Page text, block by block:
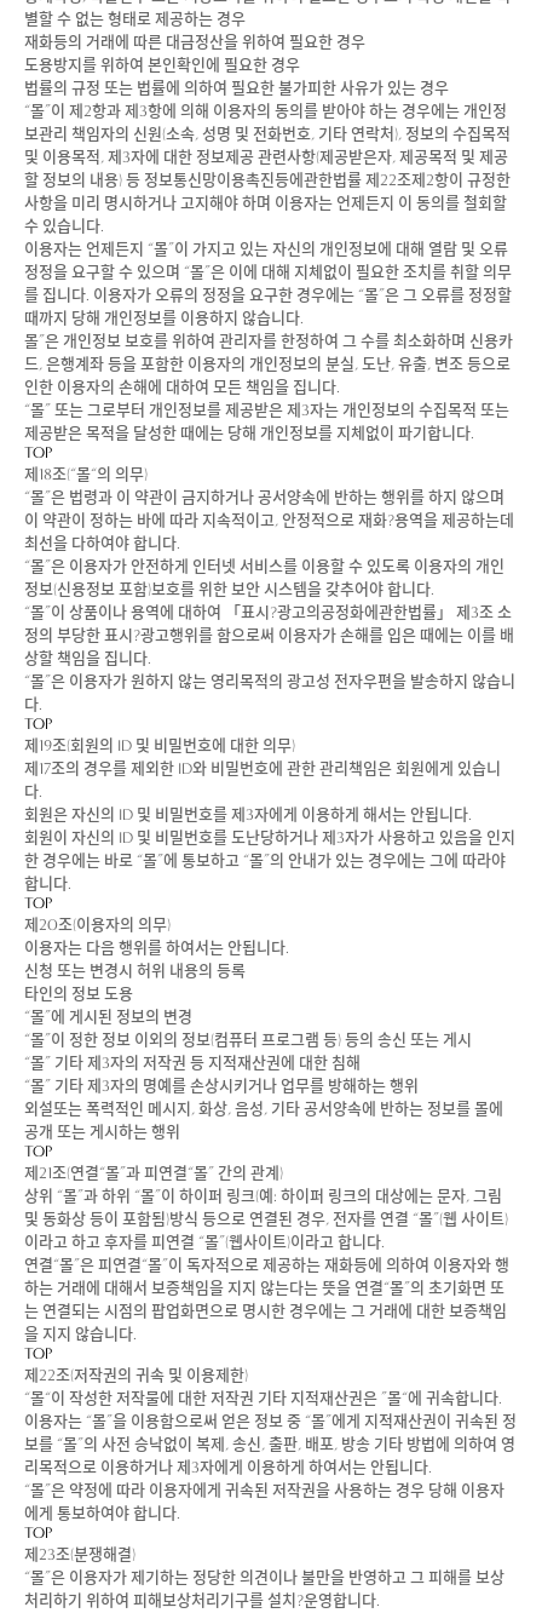
별할 수 없는 형태로 제공하는 경우
재화등의 거래에 따른 대금정산을 위하여 필요한 경우
도용방지를 위하여 본인확인에 필요한 경우
법률의 규정 또는 법률에 의하여 필요한 불가피한 사유가 있는 경우
“몰”이 제2항과 제3항에 의해 이용자의 동의를 받아야 하는 경우에는 개인정
보관리 책임자의 신원(소속, 성명 및 전화번호, 기타 연락처), 정보의 수집목적
및 이용목적, 제3자에 대한 정보제공 관련사항(제공받은자, 제공목적 및 제공
할 정보의 내용) 등 정보통신망이용촉진등에관한법률 제22조제2항이 규정한
사항을 미리 명시하거나 고지해야 하며 이용자는 언제든지 이 동의를 철회할
수 있습니다.
이용자는 언제든지 “몰”이 가지고 있는 자신의 개인정보에 대해 열람 및 오류
정정을 요구할 수 있으며 “몰”은 이에 대해 지체없이 필요한 조치를 취할 의무
를 집니다. 이용자가 오류의 정정을 요구한 경우에는 “몰”은 그 오류를 정정할
때까지 당해 개인정보를 이용하지 않습니다.
몰”은 개인정보 보호를 위하여 관리자를 한정하여 그 수를 최소화하며 신용카
드, 은행계좌 등을 포함한 이용자의 개인정보의 분실, 도난, 유출, 변조 등으로
인한 이용자의 손해에 대하여 모든 책임을 집니다.
“몰” 또는 그로부터 개인정보를 제공받은 제3자는 개인정보의 수집목적 또는
제공받은 목적을 달성한 때에는 당해 개인정보를 지체없이 파기합니다.
TOP
제18조(“몰“의 의무)
“몰”은 법령과 이 약관이 금지하거나 공서양속에 반하는 행위를 하지 않으며
이 약관이 정하는 바에 따라 지속적이고, 안정적으로 재화?용역을 제공하는데
최선을 다하여야 합니다.
“몰”은 이용자가 안전하게 인터넷 서비스를 이용할 수 있도록 이용자의 개인
정보(신용정보 포함)보호를 위한 보안 시스템을 갖추어야 합니다.
“몰”이 상품이나 용역에 대하여 「표시?광고의공정화에관한법률」 제3조 소
정의 부당한 표시?광고행위를 함으로써 이용자가 손해를 입은 때에는 이를 배
상할 책임을 집니다.
“몰”은 이용자가 원하지 않는 영리목적의 광고성 전자우편을 발송하지 않습니
다.
TOP
제19조(회원의 ID 및 비밀번호에 대한 의무)
제17조의 경우를 제외한 ID와 비밀번호에 관한 관리책임은 회원에게 있습니
다.
회원은 자신의 ID 및 비밀번호를 제3자에게 이용하게 해서는 안됩니다.
회원이 자신의 ID 및 비밀번호를 도난당하거나 제3자가 사용하고 있음을 인지
한 경우에는 바로 “몰”에 통보하고 “몰”의 안내가 있는 경우에는 그에 따라야
합니다.
TOP
제20조(이용자의 의무)
이용자는 다음 행위를 하여서는 안됩니다.
신청 또는 변경시 허위 내용의 등록
타인의 정보 도용
“몰”에 게시된 정보의 변경
“몰”이 정한 정보 이외의 정보(컴퓨터 프로그램 등) 등의 송신 또는 게시
“몰” 기타 제3자의 저작권 등 지적재산권에 대한 침해
“몰” 기타 제3자의 명예를 손상시키거나 업무를 방해하는 행위
외설또는 폭력적인 메시지, 화상, 음성, 기타 공서양속에 반하는 정보를 몰에
공개 또는 게시하는 행위
TOP
제21조(연결“몰”과 피연결“몰” 간의 관계)
상위 “몰”과 하위 “몰”이 하이퍼 링크(예: 하이퍼 링크의 대상에는 문자, 그림
및 동화상 등이 포함됨)방식 등으로 연결된 경우, 전자를 연결 “몰”(웹 사이트)
이라고 하고 후자를 피연결 “몰”(웹사이트)이라고 합니다.
연결“몰”은 피연결“몰”이 독자적으로 제공하는 재화등에 의하여 이용자와 행
하는 거래에 대해서 보증책임을 지지 않는다는 뜻을 연결“몰”의 초기화면 또
는 연결되는 시점의 팝업화면으로 명시한 경우에는 그 거래에 대한 보증책임
을 지지 않습니다.
TOP
제22조(저작권의 귀속 및 이용제한)
“몰“이 작성한 저작물에 대한 저작권 기타 지적재산권은 ”몰“에 귀속합니다.
이용자는 “몰”을 이용함으로써 얻은 정보 중 “몰”에게 지적재산권이 귀속된 정
보를 “몰”의 사전 승낙없이 복제, 송신, 출판, 배포, 방송 기타 방법에 의하여 영
리목적으로 이용하거나 제3자에게 이용하게 하여서는 안됩니다.
“몰”은 약정에 따라 이용자에게 귀속된 저작권을 사용하는 경우 당해 이용자
에게 통보하여야 합니다.
TOP
제23조(분쟁해결)
“몰”은 이용자가 제기하는 정당한 의견이나 불만을 반영하고 그 피해를 보상
처리하기 위하여 피해보상처리기구를 설치?운영합니다.